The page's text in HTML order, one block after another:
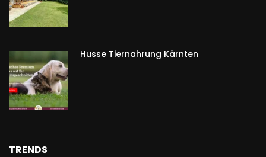
Husse Tiernahrung Kärnten
TRENDS